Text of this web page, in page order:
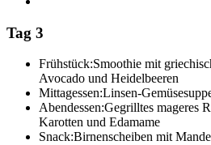
Tag 3
Frühstück:Smoothie mit
Avocado und Heidelbeeren
Mittagessen:Linsen-
Abendessen:Gegrilltes mageres
Karotten und Edamame
Snack:Birnenscheiben mit